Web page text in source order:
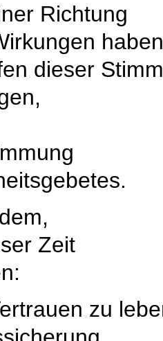
Richtung
dieser
Zeit
zu